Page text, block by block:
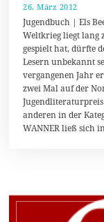
26. März 2012
.
F
e
b
r
a
r
2
0
2
0
Jugendbuch | Els
Weltkrieg liegt lang
gespielt hat, dürfte
Lesern unbekannt
vergangenen Jahr
zwei Mal auf der
anderen in der
WANNER ließ sich